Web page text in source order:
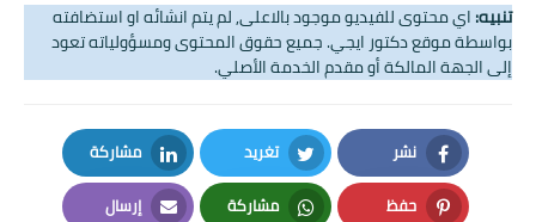
تنبيه:اي محتوى للفيديو موجود بالاعلى, لم يتم انشائه او استضافته
بواسطة موقع دكتور ايجي. جميع حقوق المحتوى ومسؤولياته تعود
إلى الجهة المالكة أو مقدم الخدمة الأصلي.
نشر
Facebook
تغريد
Twitter
مشاركة
LinkedIn
حفظ مشاركة إرسال